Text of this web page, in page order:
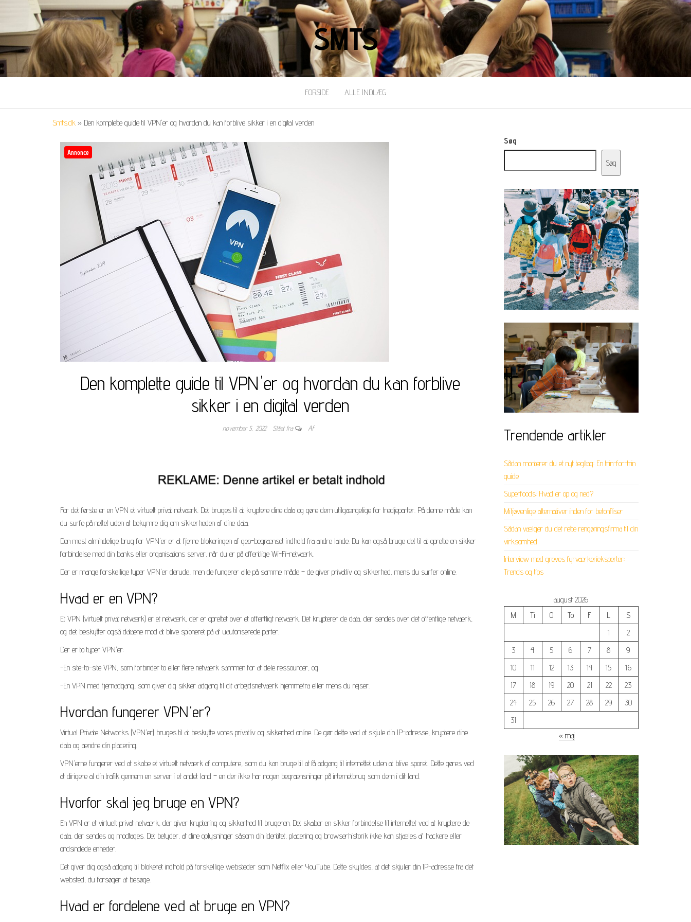
SMTS
FORSIDE ALLE INDLÆG
Smts.dk » Den komplette guide til VPN'er og hvordan du kan forblive sikker i en digital verden
Annonce
Den komplette guide til VPN'er og hvordan du kan forblive
sikker i en digital verden
november 5, 2022 Slået fra Af
For det første er en VPN et virtuelt privat netværk. Det bruges til at kryptere dine data og gøre dem utilgængelige for tredjeparter. På denne måde kan
du surfe på nettet uden at bekymre dig om sikkerheden af dine data.
Den mest almindelige brug for VPN'er er at fjerne blokeringen af geo-begrænset indhold fra andre lande. Du kan også bruge det til at oprette en sikker
forbindelse med din banks eller organisations server, når du er på offentlige Wi-Fi-netværk.
Der er mange forskellige typer VPN'er derude, men de fungerer alle på samme måde – de giver privatliv og sikkerhed, mens du surfer online.
Hvad er en VPN?
Et VPN (virtuelt privat netværk) er et netværk, der er oprettet over et offentligt netværk. Det krypterer de data, der sendes over det offentlige netværk,
og det beskytter også dataene mod at blive spioneret på af uautoriserede parter.
Der er to typer VPN'er:
-En site-to-site VPN, som forbinder to eller flere netværk sammen for at dele ressourcer, og
-En VPN med fjernadgang, som giver dig sikker adgang til dit arbejdsnetværk hjemmefra eller mens du rejser.
Hvordan fungerer VPN'er?
Virtual Private Networks (VPN'er) bruges til at beskytte vores privatliv og sikkerhed online. De gør dette ved at skjule din IP-adresse, kryptere dine
data og ændre din placering.
VPN'erne fungerer ved at skabe et virtuelt netværk af computere, som du kan bruge til at få adgang til internettet uden at blive sporet. Dette gøres ved
at dirigere al din trafik gennem en server i et andet land – en der ikke har nogen begrænsninger på internetbrug som dem i dit land.
Hvorfor skal jeg bruge en VPN?
En VPN er et virtuelt privat netværk, der giver kryptering og sikkerhed til brugeren. Det skaber en sikker forbindelse til internettet ved at kryptere de
data, der sendes og modtages. Det betyder, at dine oplysninger såsom din identitet, placering og browserhistorik ikke kan stjæles af hackere eller
ondsindede enheder.
Det giver dig også adgang til blokeret indhold på forskellige websteder som Netflix eller YouTube. Dette skyldes, at det skjuler din IP-adresse fra det
websted, du forsøger at besøge.
Hvad er fordelene ved at bruge en VPN?
Søg
Søg
Trendende artikler
Sådan monterer du et nyt tegltag: En trin-for-trin
guide
Superfoods: Hvad er op og ned?
Miljøvenlige alternativer inden for betonfliser
Sådan vælger du det rette rengøringsfirma til din
virksomhed
Interview med greves fyrværkerieksperter:
Trends og tips
august 2026
M
Ti O To F L
S
1
2
3
4 5 6 7 8
9
10
11 12 13 14 15
16
17
18 19 20 21 22
23
24
25 26 27 28 29
30
31
« maj